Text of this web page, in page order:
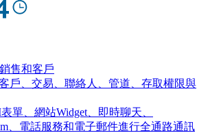
售和客戶
戶、交易、聯絡人、管道、存取權限與
單、網站Widget、即時聊天、
、電話服務和電子郵件進行全通路通訊